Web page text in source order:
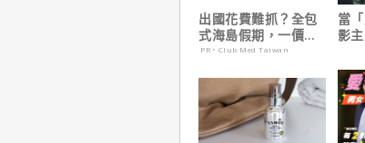
出國花費難抓？全包
式海島假期，一價搞
定食宿玩樂，省錢更
PR・Club Med Taiwan
當
影